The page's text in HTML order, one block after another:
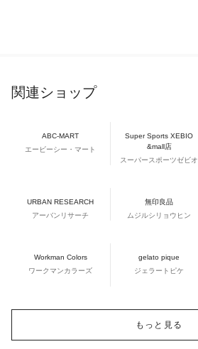
関連ショップ
ABC-MART
エービーシー・マート
Super Sports XEBIO
&mall店
スーパースポーツゼビオ
URBAN RESEARCH
アーバンリサーチ
無印良品
ムジルシリョウヒン
Workman Colors
ワークマンカラーズ
gelato pique
ジェラートピケ
もっと見る